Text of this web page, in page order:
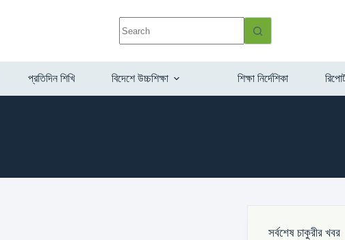
প্রতিদিন শিখি বিদেশে উচ্চশিক্ষা শিক্ষা নির্দেশিকা
সর্বশেষ চাকুরীর খবর